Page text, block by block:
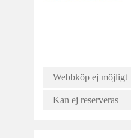
Webbköp ej möjligt
Kan ej reserveras